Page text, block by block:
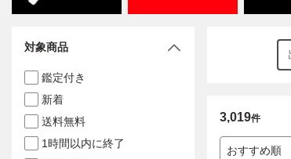
3,019件
おすすめ順
対象商品
鑑定付き
新着
送料無料
1時間以内に終了